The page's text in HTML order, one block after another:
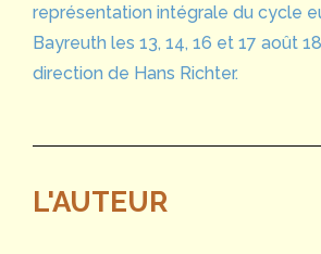
représentation intégrale du cycle
Bayreuth les 13, 14, 16 et 17 août
direction de Hans Richter.
L'AUTEUR